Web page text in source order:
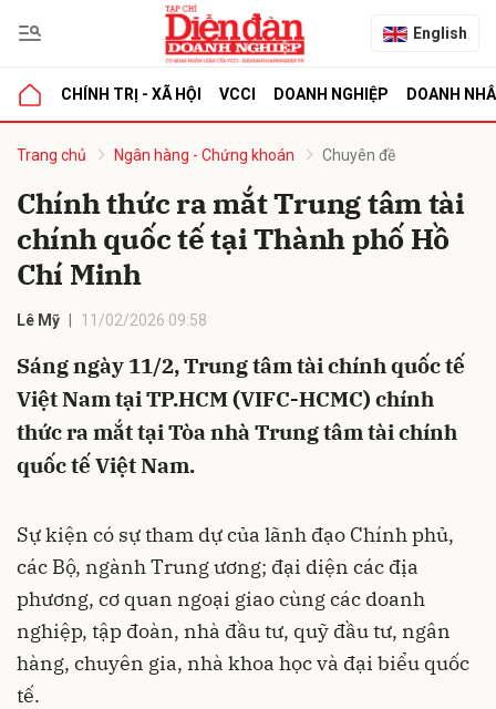
English
CHÍNH TRỊ - XÃ HỘI VCCI DOANH NGHIỆP DOANH
Trang chủ Ngân hàng - Chứng khoán Chuyên đề
Chính thức ra mắt Trung tâm tài
chính quốc tế tại Thành phố Hồ
Chí Minh
Lê Mỹ 11/02/2026 09:58
Sáng ngày 11/2, Trung tâm tài chính quốc tế
Việt Nam tại TP.HCM (VIFC-HCMC) chính
thức ra mắt tại Tòa nhà Trung tâm tài chính
quốc tế Việt Nam.
Sự kiện có sự tham dự của lãnh đạo Chính phủ,
các Bộ, ngành Trung ương; đại diện các địa
phương, cơ quan ngoại giao cùng các doanh
nghiệp, tập đoàn, nhà đầu tư, quỹ đầu tư, ngân
hàng, chuyên gia, nhà khoa học và đại biểu quốc
tế.
luận
Hủy